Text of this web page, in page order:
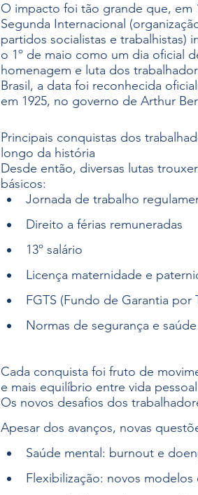
O impacto foi tão grande que, em
Segunda Internacional
partidos socialistas e trabalhistas)
o 1º de maio como um dia oficial
homenagem e luta dos
Brasil, a data foi reconhecida
em 1925, no governo de Arthur
Principais conquistas dos
longo da história
Desde então, diversas lutas
básicos:
Jornada de trabalho
Direito a férias remuneradas
13º salário
Licença maternidade e
FGTS (Fundo de Garantia por
Normas de segurança e
Cada conquista foi fruto de
e mais equilíbrio entre vida
Os novos desafios dos
Apesar dos avanços, novas
Saúde mental: burnout e
Flexibilização: novos